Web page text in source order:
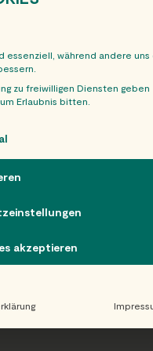
essenziell, während andere uns
zu freiwilligen Diensten geben
Erlaubnis bitten.
consent can be
akzeptieren